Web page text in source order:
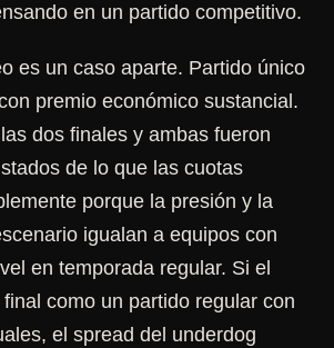
en un partido competitivo.
es un caso aparte. Partido único
premio económico sustancial.
dos finales y ambas fueron
de lo que las cuotas
porque la presión y la
igualan a equipos con
en temporada regular. Si el
como un partido regular con
el spread del underdog